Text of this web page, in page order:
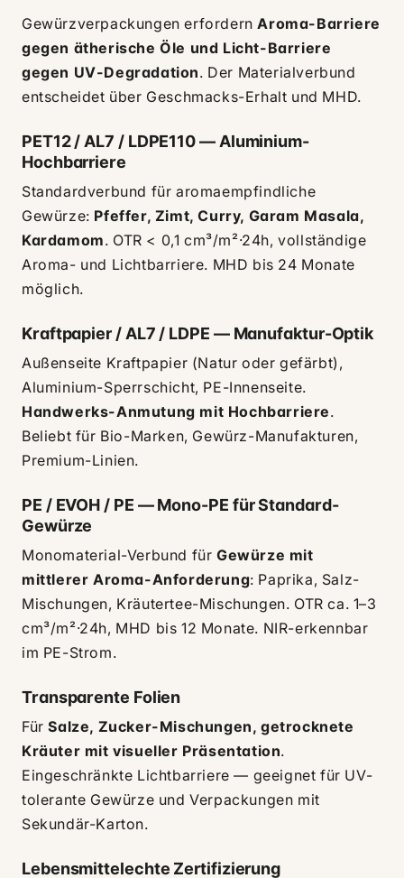
Gewürzverpackungen erfordernAroma-Barriere
gegen ätherische Öle und Licht-Barriere
gegen UV-Degradation. Der Materialverbund
entscheidet über Geschmacks-Erhalt und MHD.
PET12 / AL7 / LDPE110 — Aluminium-
Hochbarriere
Standardverbund für aromaempfindliche
Gewürze: Pfeffer, Zimt, Curry, Garam Masala,
Kardamom. OTR < 0,1 cm³/m²·24h, vollständige
Aroma- und Lichtbarriere. MHD bis 24 Monate
möglich.
Kraftpapier / AL7 / LDPE — Manufaktur-Optik
Außenseite Kraftpapier (Natur oder gefärbt),
Aluminium-Sperrschicht, PE-Innenseite.
Handwerks-Anmutung mit Hochbarriere.
Beliebt für Bio-Marken, Gewürz-Manufakturen,
Premium-Linien.
PE / EVOH / PE — Mono-PE für Standard-
Gewürze
Monomaterial-Verbund für Gewürze mit
mittlerer Aroma-Anforderung: Paprika, Salz-
Mischungen, Kräutertee-Mischungen. OTR ca. 1–3
cm³/m²·24h, MHD bis 12 Monate. NIR-erkennbar
im PE-Strom.
Transparente Folien
FürSalze, Zucker-Mischungen, getrocknete
Kräuter mit visueller Präsentation.
Eingeschränkte Lichtbarriere — geeignet für UV-
tolerante Gewürze und Verpackungen mit
Sekundär-Karton.
Lebensmittelechte Zertifizierung